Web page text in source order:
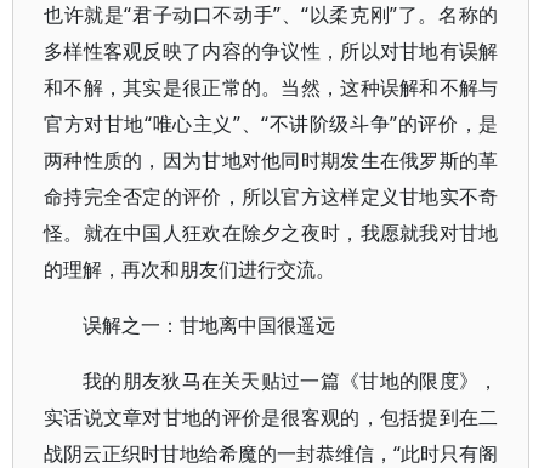
也许就是“君子动口不动手”、“以柔克刚”了。名称的
多样性客观反映了内容的争议性，所以对甘地有误解
和不解，其实是很正常的。当然，这种误解和不解与
官方对甘地“唯心主义”、“不讲阶级斗争”的评价，是
两种性质的，因为甘地对他同时期发生在俄罗斯的革
命持完全否定的评价，所以官方这样定义甘地实不奇
怪。就在中国人狂欢在除夕之夜时，我愿就我对甘地
的理解，再次和朋友们进行交流。
误解之一：甘地离中国很遥远
我的朋友狄马在关天贴过一篇《甘地的限度》，
实话说文章对甘地的评价是很客观的，包括提到在二
战阴云正织时甘地给希魔的一封恭维信，“此时只有阁